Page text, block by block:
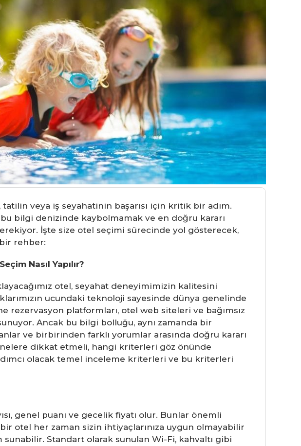
veya iş seyahatinin başarısı için kritik bir adım.
bilgi denizinde kaybolmamak ve en doğru kararı
İşte size otel seçimi sürecinde yol gösterecek,
rehber:
Nasıl Yapılır?
otel, seyahat deneyimimizin kalitesini
ucundaki teknoloji sayesinde dünya genelinde
rezervasyon platformları, otel web siteleri ve bağımsız
Ancak bu bilgi bolluğu, aynı zamanda bir
ve birbirinden farklı yorumlar arasında doğru kararı
dikkat etmeli, hangi kriterleri göz önünde
olacak temel inceleme kriterleri ve bu kriterleri
genel puanı ve gecelik fiyatı olur. Bunlar önemli
otel her zaman sizin ihtiyaçlarınıza uygun olmayabilir
Standart olarak sunulan Wi-Fi, kahvaltı gibi